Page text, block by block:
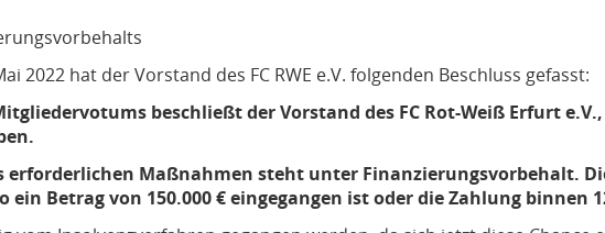
2022 hat der Vorstand des FC RWE e.V. folgenden Beschluss gefasst:
beschließt der Vorstand des FC Rot-Weiß Erfurt
erforderlichen Maßnahmen steht unter Finanzierungsvorbehalt.
ein Betrag von 150.000 € eingegangen ist oder die Zahlung